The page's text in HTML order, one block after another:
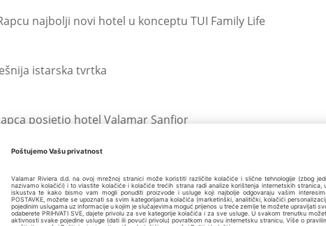
najbolji novi hotel u konceptu TUI Family Life
istarska tvrtka
posjetio hotel Valamar Sanfior
Valamar Dubrovnik President
turizma osvojila čak 7 prestižnih nagrada za svoje